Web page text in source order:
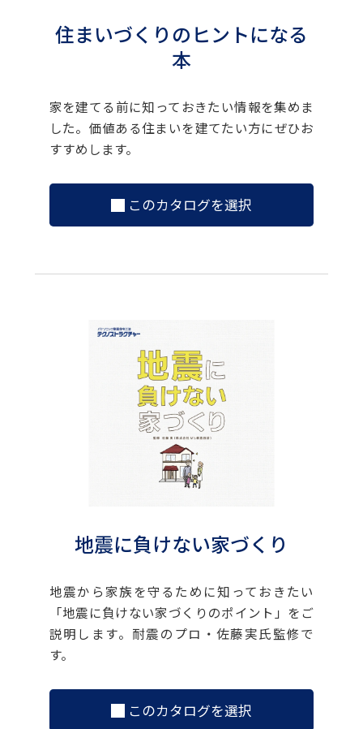
住まいづくりのヒントになる
本
家を建てる前に知っておきたい情報を集めま
した。価値ある住まいを建てたい方にぜひお
すすめします。
このカタログを選択
地震に負けない家づくり
地震から家族を守るために知っておきたい
「地震に負けない家づくりのポイント」をご
説明します。耐震のプロ・佐藤実氏監修で
す。
このカタログを選択